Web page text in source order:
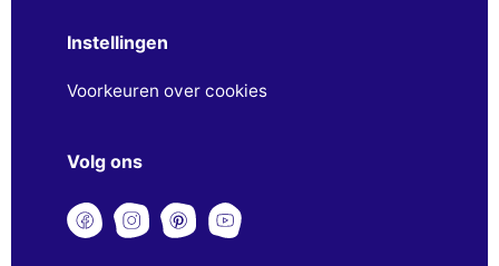
Instellingen
Voorkeuren over cookies
Volg ons